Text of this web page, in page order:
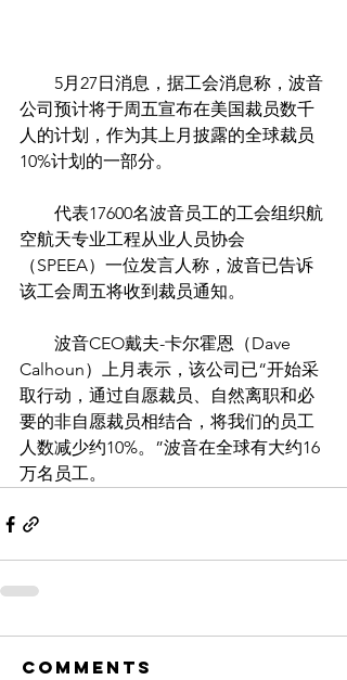
公司预计将于周五宣布在美国裁员数千
人的计划，作为其上月披露的全球裁员
10%计划的一部分。
代表17600名波音员工的工会组织航
空航天专业工程从业人员协会
（SPEEA）一位发言人称，波音已告诉
该工会周五将收到裁员通知。
波音CEO戴夫-卡尔霍恩（Dave
Calhoun）上月表示，该公司已“开始采
取行动，通过自愿裁员、自然离职和必
要的非自愿裁员相结合，将我们的员工
人数减少约10%。”波音在全球有大约16
万名员工。
Comments